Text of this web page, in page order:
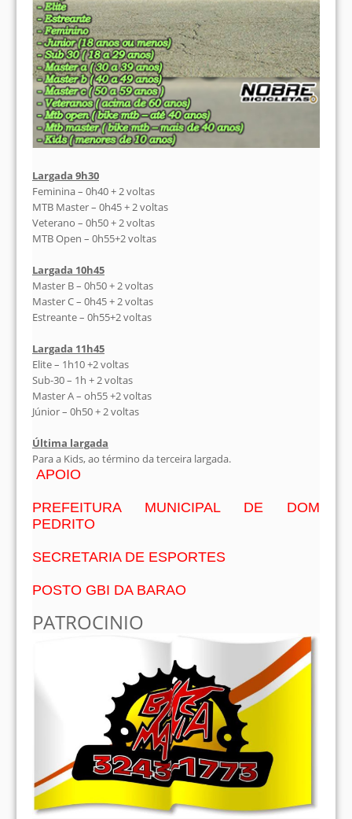
Largada 9h30
Feminina – 0h40 + 2 voltas
MTB Master – 0h45 + 2 voltas
Veterano – 0h50 + 2 voltas
MTB Open – 0h55+2 voltas
Largada 10h45
Master B – 0h50 + 2 voltas
Master C – 0h45 + 2 voltas
Estreante – 0h55+2 voltas
Largada 11h45
Elite – 1h10 +2 voltas
Sub-30 – 1h + 2 voltas
Master A – oh55 +2 voltas
Júnior – 0h50 + 2 voltas
Última largada
Para a Kids, ao término da terceira largada.
APOIO
PREFEITURA MUNICIPAL DE DOM
PEDRITO
SECRETARIA DE ESPORTES
POSTO GBI DA BARAO
PATROCINIO